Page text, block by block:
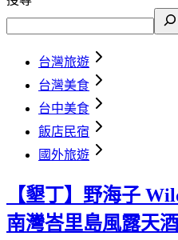
台灣旅遊
台灣美食
台中美食
飯店民宿
國外旅遊
【墾丁】野海子
南灣峇里島風露天